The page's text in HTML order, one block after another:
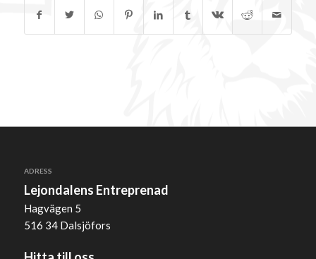
ADRESS
Lejondalens Entreprenad
Hagvägen 5
516 34 Dalsjöfors